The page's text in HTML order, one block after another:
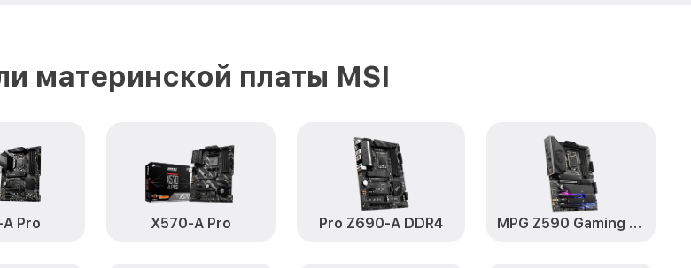
материнской платы MSI
Pro X570-A Pro Pro Z690-A DDR4 MPG Z590 Gaming Plus